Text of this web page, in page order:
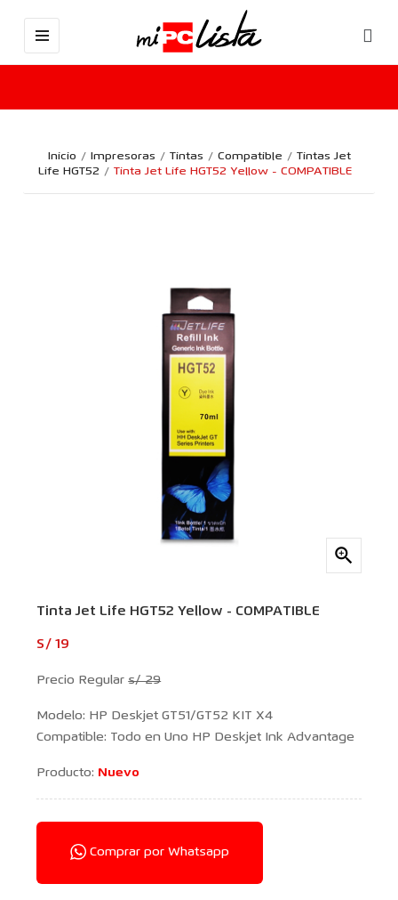
Inicio Impresoras Tintas Compatible
Tintas Jet
Life HGT52
Tinta Jet Life HGT52 Yellow - COMPATIBLE

Tinta Jet Life HGT52 Yellow - COMPATIBLE
S/ 19
Precio Regulars/ 29
Modelo: HP Deskjet GT51/GT52 KIT X4
Compatible: Todo en Uno HP Deskjet Ink Advantage
Producto: Nuevo
Comprar por Whatsapp